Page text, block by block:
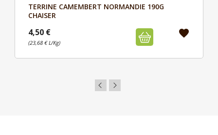
 Aperçu
TERRINE CAMEMBERT NORMANDIE 190G
CHAISER
4,50 €
(23,68 € L/Kg)
favorite